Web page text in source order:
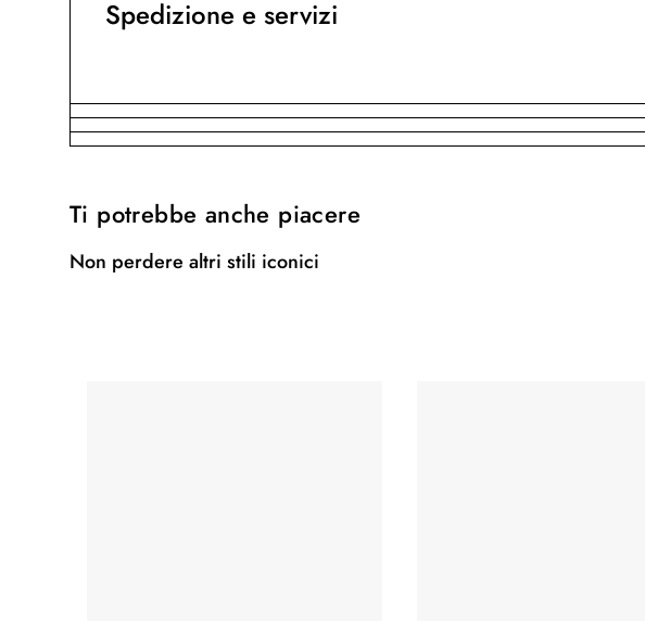
Spedizione e servizi
Ti potrebbe anche piacere
Non perdere altri stili iconici